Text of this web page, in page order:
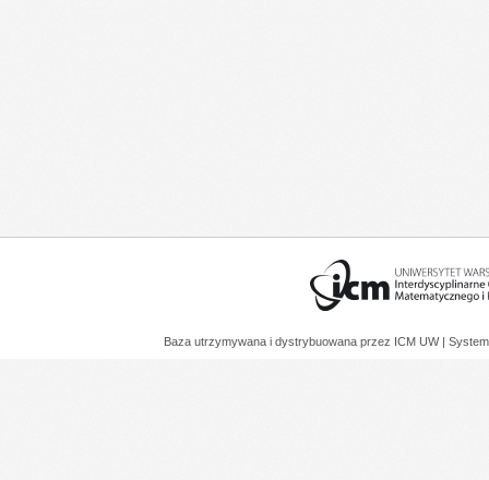
Baza utrzymywana i dystrybuowana przez ICM UW |